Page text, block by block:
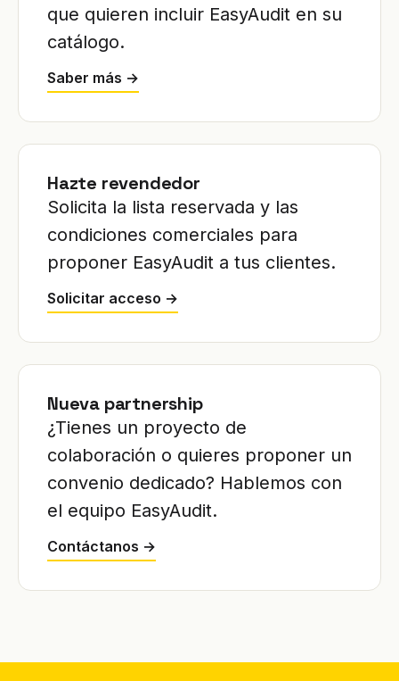
que quieren incluir EasyAudit en su
catálogo.
Saber más →
Hazte revendedor
Solicita la lista reservada y las
condiciones comerciales para
proponer EasyAudit a tus clientes.
Solicitar acceso →
Nueva partnership
¿Tienes un proyecto de
colaboración o quieres proponer un
convenio dedicado? Hablemos con
el equipo EasyAudit.
Contáctanos →